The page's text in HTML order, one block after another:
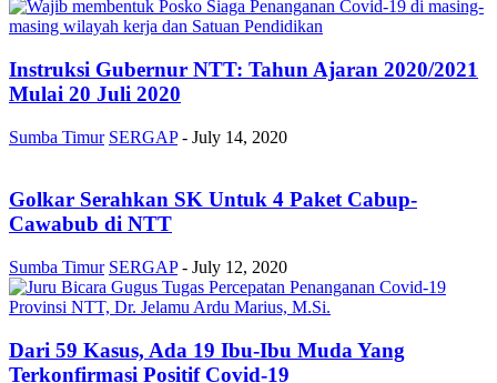
Instruksi Gubernur NTT: Tahun Ajaran 2020/2021
Mulai 20 Juli 2020
Sumba Timur SERGAP - July 14, 2020
Golkar Serahkan SK Untuk 4 Paket Cabup-
Cawabub di NTT
Sumba Timur SERGAP - July 12, 2020
Dari 59 Kasus, Ada 19 Ibu-Ibu Muda Yang
Terkonfirmasi Positif Covid-19